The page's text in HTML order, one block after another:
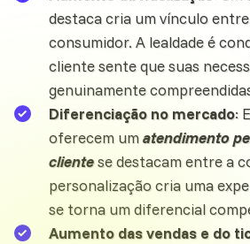
destaca cria um vínculo
consumidor. A lealdade é
cliente sente que suas
genuinamente
Diferenciação no mercado:
oferecem umatendimento
clientese destacam entre a
personalização cria uma
se torna um diferencial
Aumento das vendas e do